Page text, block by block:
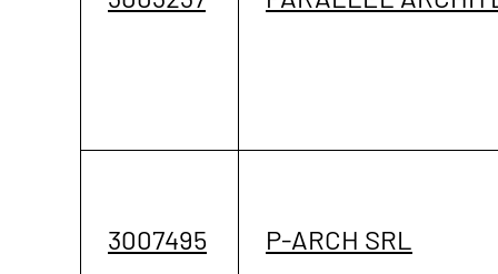
3007495 P-ARCH SRL